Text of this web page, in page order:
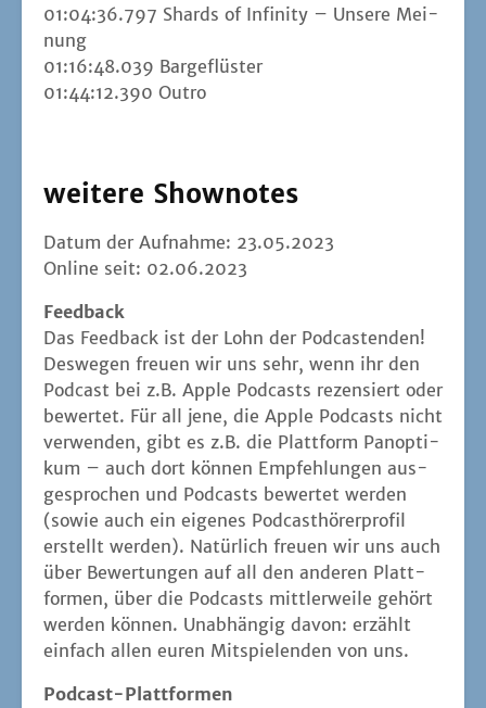
01:04:36.797 Shards of Infi­ni­ty – Unse­re Mei­
nung
01:16:48.039 Bar­ge­flüs­ter
01:44:12.390 Out­ro
weitere Shownotes
Datum der Auf­nah­me: 23.05.2023
Online seit: 02.06.2023
Feed­back
Das Feed­back ist der Lohn der Pod­cas­ten­den!
Des­we­gen freu­en wir uns sehr, wenn ihr den
Pod­cast bei z.B. Apple Pod­casts rezen­siert oder
bewer­tet. Für all jene, die Apple Pod­casts nicht
ver­wen­den, gibt es z.B. die Platt­form Pan­op­ti­
kum – auch dort kön­nen Emp­feh­lun­gen aus­
ge­spro­chen und Pod­casts bewer­tet wer­den
(sowie auch ein eige­nes Pod­cast­hö­rer­pro­fil
erstellt wer­den). Natür­lich freu­en wir uns auch
über Bewer­tun­gen auf all den ande­ren Platt­
for­men, über die Pod­casts mitt­ler­wei­le gehört
wer­den kön­nen. Unab­hän­gig davon: erzählt
ein­fach allen euren Mit­spie­len­den von uns.
Pod­cast-Platt­for­men